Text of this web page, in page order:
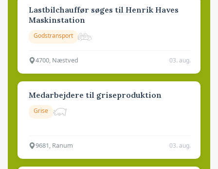
Lastbilchauffør søges til Henrik Haves
Maskinstation
Godstransport
4700, Næstved 03. aug.
Medarbejdere til griseproduktion
Grise
9681, Ranum 03. aug.